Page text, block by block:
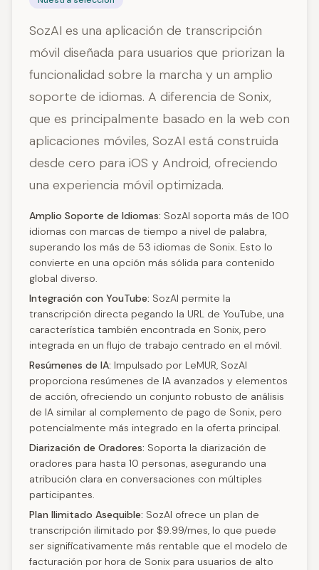
SozAI es una aplicación de transcripción
móvil diseñada para usuarios que priorizan la
funcionalidad sobre la marcha y un amplio
soporte de idiomas. A diferencia de Sonix,
que es principalmente basado en la web con
aplicaciones móviles, SozAI está construida
desde cero para iOS y Android, ofreciendo
una experiencia móvil optimizada.
Amplio Soporte de Idiomas: SozAI soporta más de 100
idiomas con marcas de tiempo a nivel de palabra,
superando los más de 53 idiomas de Sonix. Esto lo
convierte en una opción más sólida para contenido
global diverso.
Integración con YouTube: SozAI permite la
transcripción directa pegando la URL de YouTube, una
característica también encontrada en Sonix, pero
integrada en un flujo de trabajo centrado en el móvil.
Resúmenes de IA: Impulsado por LeMUR, SozAI
proporciona resúmenes de IA avanzados y elementos
de acción, ofreciendo un conjunto robusto de análisis
de IA similar al complemento de pago de Sonix, pero
potencialmente más integrado en la oferta principal.
Diarización de Oradores: Soporta la diarización de
oradores para hasta 10 personas, asegurando una
atribución clara en conversaciones con múltiples
participantes.
Plan Ilimitado Asequible: SozAI ofrece un plan de
transcripción ilimitado por $9.99/mes, lo que puede
ser significativamente más rentable que el modelo de
facturación por hora de Sonix para usuarios de alto